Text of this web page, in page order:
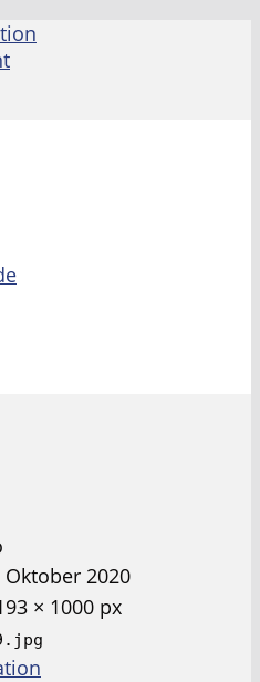
Oktober 2020
× 1000 px